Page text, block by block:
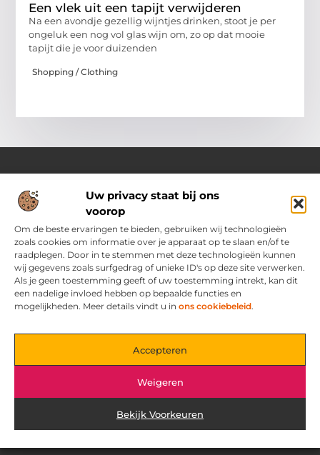
Uw privacy staat bij ons
voorop
Om de beste ervaringen te bieden, gebruiken wij technologieën
zoals cookies om informatie over je apparaat op te slaan en/of te
raadplegen. Door in te stemmen met deze technologieën kunnen
wij gegevens zoals surfgedrag of unieke ID's op deze site verwerken.
Als je geen toestemming geeft of uw toestemming intrekt, kan dit
een nadelige invloed hebben op bepaalde functies en
mogelijkheden. Meer details vindt u in ons cookiebeleid.
Accepteren
Weigeren
Bekijk Voorkeuren
Een vlek uit een tapijt verwijderen
Na een avondje gezellig wijntjes drinken, stoot je per
ongeluk een nog vol glas wijn om, zo op dat mooie
tapijt die je voor duizenden
Shopping / Clothing
Over Ozoleukekleding.nl
Jouw inspiratiebron voor stijlvolle en praktische modetips
Laat je verrassen door onze gevarieerde blogs vol trends,
kledingadvies en creatieve ideeën. Ontdek hoe je met slimme
tips en originele inspiratie elke dag met flair en zelfvertrouwen
voor de dag komt.
Main Links
Bericht categorie